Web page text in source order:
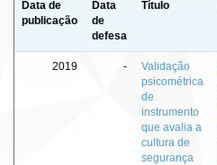
Data de
publicação
Data
de
defesa
Título
2019 -
Validação
psicométrica
de
instrumento
que avalia a
cultura de
segurança